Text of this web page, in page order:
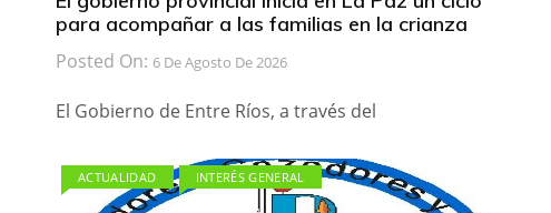
para acompañar a las familias en la crianza
Posted On: 6 De Agosto De 2026
El Gobierno de Entre Ríos, a través del
ACTUALIDAD INTERÉS GENERAL